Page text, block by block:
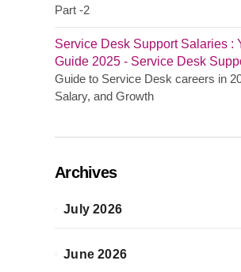
Part -2
Service Desk Support Salaries :
Guide 2025 - Service Desk
Guide to Service Desk careers in
Salary, and Growth
Archives
July 2026
June 2026